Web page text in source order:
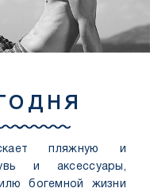
пляжную и
и аксессуары,
богемной жизни